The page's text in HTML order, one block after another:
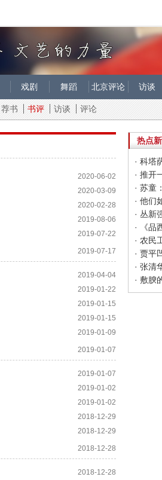
戏剧 舞蹈 北京评论 访谈
荐书 书评 访谈 评论
2020-06-02
2020-03-09
2020-02-28
2019-08-06
2019-07-22
2019-07-17
2019-04-04
2019-01-22
2019-01-15
2019-01-15
2019-01-09
2019-01-07
2019-01-07
2019-01-02
2019-01-02
2018-12-29
2018-12-29
2018-12-28
2018-12-28
热点
· 科塔
· 推开
· 苏童
· 丛新
· 《品
· 农民
· 贾平
· 张清
· 敷腴